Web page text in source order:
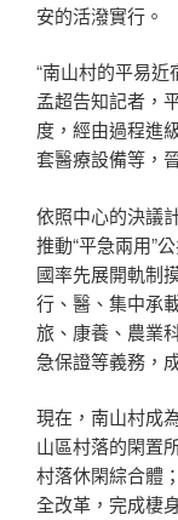
安的活潑實行。
“南山村的平易
孟超告知記者，
度，經由過程進
套醫療設備等，
依照中心的決議
推動“平急兩用”
國率先展開軌制
行、醫、集中承
旅、康養、農業
急保證等義務，
現在，南山村成
山區村落的閑置
村落休閑綜合體
全改革，完成棲